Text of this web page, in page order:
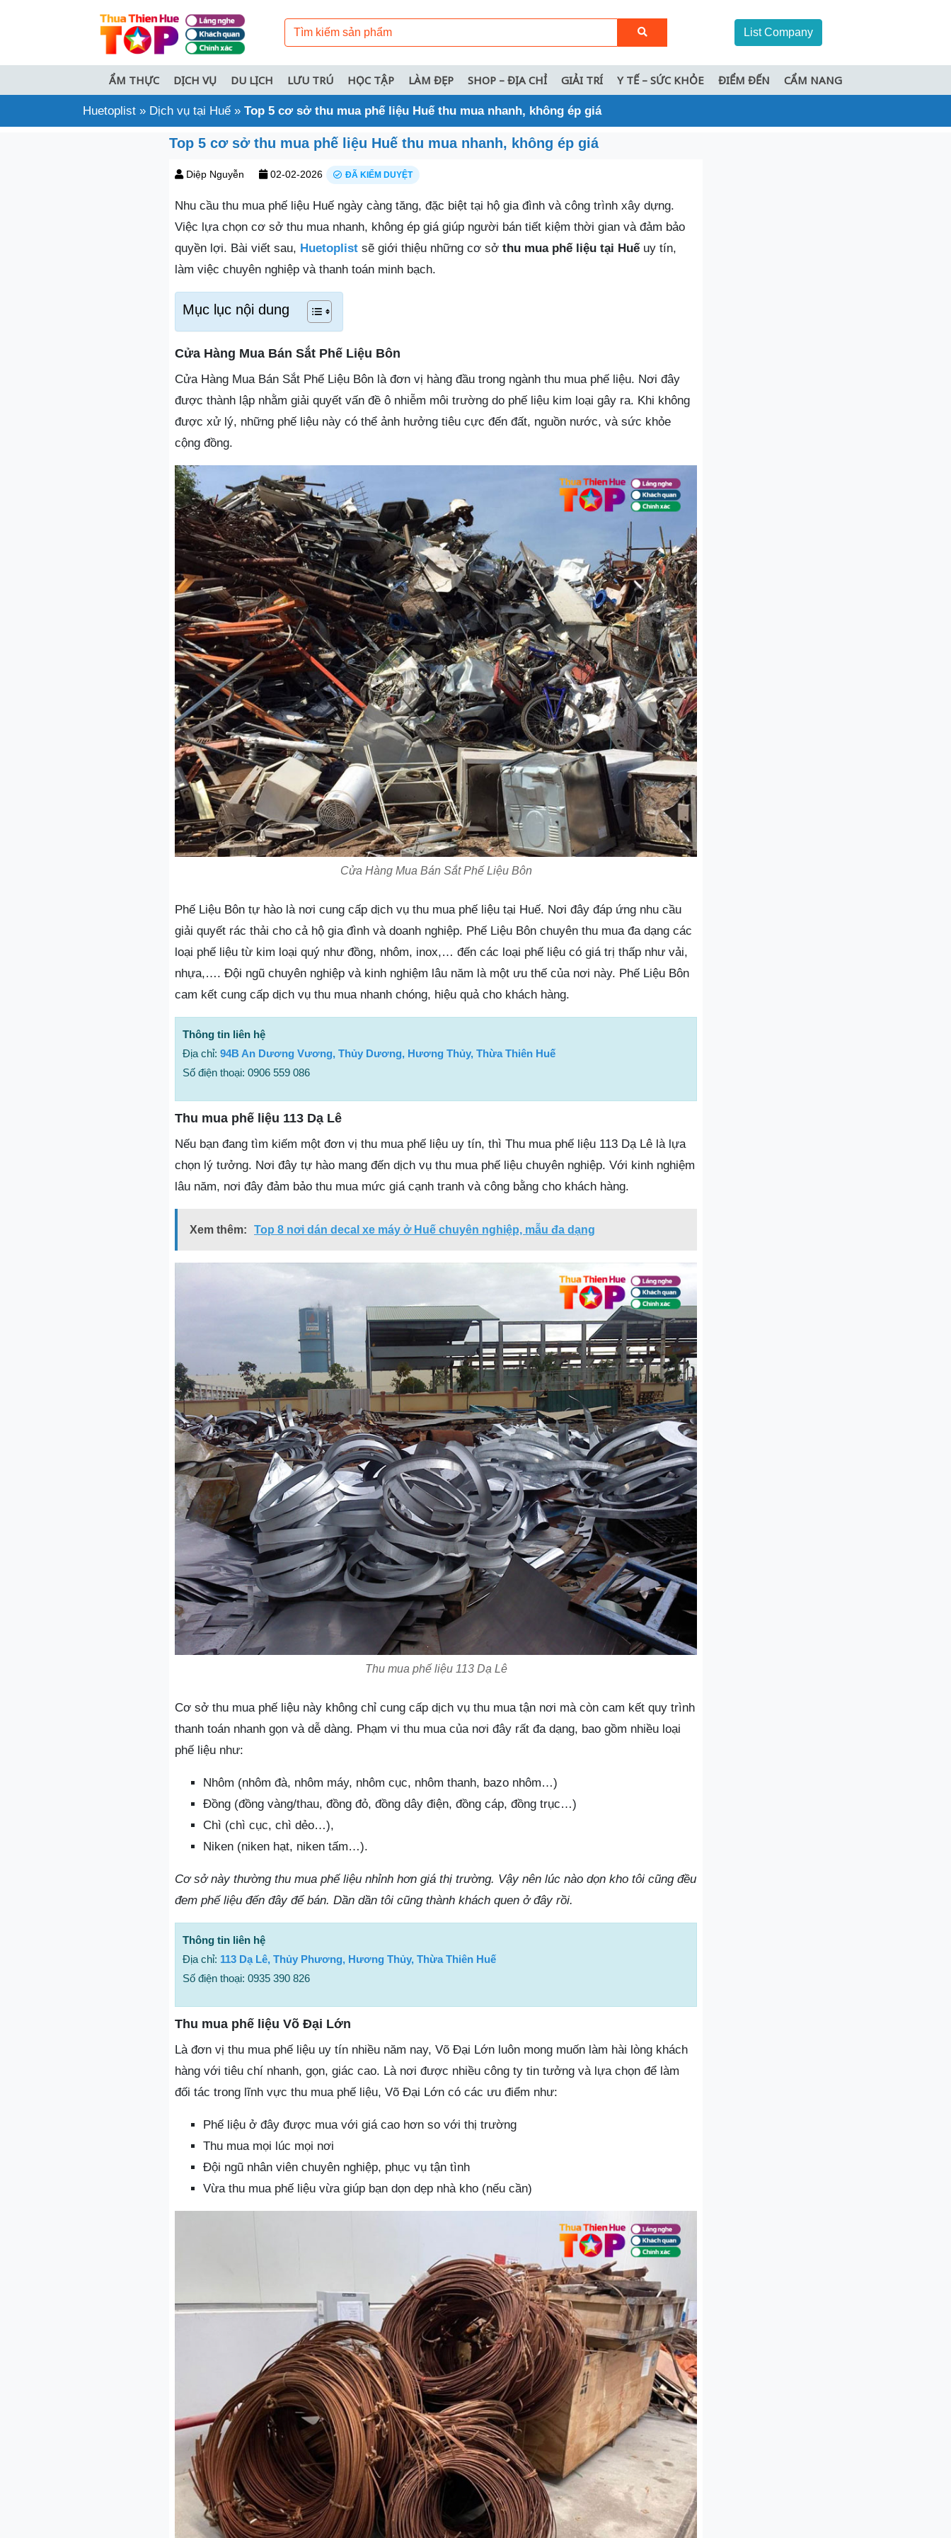
List Company
ẨM THỰC DỊCH VỤ DU LỊCH LƯU TRÚ HỌC TẬP LÀM ĐẸP SHOP – ĐỊA CHỈ GIẢI TRÍ Y TẾ – SỨC KHỎE ĐIỂM ĐẾN CẨM NANG
Huetoplist » Dịch vụ tại Huế » Top 5 cơ sở thu mua phế liệu Huế thu mua nhanh, không ép giá
Top 5 cơ sở thu mua phế liệu Huế thu mua nhanh, không ép giá
Diệp Nguyễn 02-02-2026 ĐÃ KIỂM DUYỆT
Nhu cầu thu mua phế liệu Huế ngày càng tăng, đặc biệt tại hộ gia đình và công trình xây dựng.
Việc lựa chọn cơ sở thu mua nhanh, không ép giá giúp người bán tiết kiệm thời gian và đảm bảo
quyền lợi. Bài viết sau, Huetoplist sẽ giới thiệu những cơ sở thu mua phế liệu tại Huếuy tín,
làm việc chuyên nghiệp và thanh toán minh bạch.
Mục lục nội dung
Cửa Hàng Mua Bán Sắt Phế Liệu Bôn
Cửa Hàng Mua Bán Sắt Phế Liệu Bôn là đơn vị hàng đầu trong ngành thu mua phế liệu. Nơi đây
được thành lập nhằm giải quyết vấn đề ô nhiễm môi trường do phế liệu kim loại gây ra. Khi không
được xử lý, những phế liệu này có thể ảnh hưởng tiêu cực đến đất, nguồn nước, và sức khỏe
cộng đồng.
Cửa Hàng Mua Bán Sắt Phế Liệu Bôn
Phế Liệu Bôn tự hào là nơi cung cấp dịch vụ thu mua phế liệu tại Huế. Nơi đây đáp ứng nhu cầu
giải quyết rác thải cho cả hộ gia đình và doanh nghiệp. Phế Liệu Bôn chuyên thu mua đa dạng các
loại phế liệu từ kim loại quý như đồng, nhôm, inox,… đến các loại phế liệu có giá trị thấp như vải,
nhựa,…. Đội ngũ chuyên nghiệp và kinh nghiệm lâu năm là một ưu thế của nơi này. Phế Liệu Bôn
cam kết cung cấp dịch vụ thu mua nhanh chóng, hiệu quả cho khách hàng.
Thông tin liên hệ
Địa chỉ: 94B An Dương Vương, Thủy Dương, Hương Thủy, Thừa Thiên Huế
Số điện thoại: 0906 559 086
Thu mua phế liệu 113 Dạ Lê
Nếu bạn đang tìm kiếm một đơn vị thu mua phế liệu uy tín, thì Thu mua phế liệu 113 Dạ Lê là lựa
chọn lý tưởng. Nơi đây tự hào mang đến dịch vụ thu mua phế liệu chuyên nghiệp. Với kinh nghiệm
lâu năm, nơi đây đảm bảo thu mua mức giá cạnh tranh và công bằng cho khách hàng.
Xem thêm: Top 8 nơi dán decal xe máy ở Huế chuyên nghiệp, mẫu đa dạng
Thu mua phế liệu 113 Dạ Lê
Cơ sở thu mua phế liệu này không chỉ cung cấp dịch vụ thu mua tận nơi mà còn cam kết quy trình
thanh toán nhanh gọn và dễ dàng. Phạm vi thu mua của nơi đây rất đa dạng, bao gồm nhiều loại
phế liệu như:
Nhôm (nhôm đà, nhôm máy, nhôm cục, nhôm thanh, bazo nhôm…)
Đồng (đồng vàng/thau, đồng đỏ, đồng dây điện, đồng cáp, đồng trục…)
Chì (chì cục, chì dẻo…),
Niken (niken hạt, niken tấm…).
Cơ sở này thường thu mua phế liệu nhỉnh hơn giá thị trường. Vậy nên lúc nào dọn kho tôi cũng đều
đem phế liệu đến đây để bán. Dần dần tôi cũng thành khách quen ở đây rồi.
Thông tin liên hệ
Địa chỉ: 113 Dạ Lê, Thủy Phương, Hương Thủy, Thừa Thiên Huế
Số điện thoại: 0935 390 826
Thu mua phế liệu Võ Đại Lớn
Là đơn vị thu mua phế liệu uy tín nhiều năm nay, Võ Đại Lớn luôn mong muốn làm hài lòng khách
hàng với tiêu chí nhanh, gọn, giác cao. Là nơi được nhiều công ty tin tưởng và lựa chọn để làm
đối tác trong lĩnh vực thu mua phế liệu, Võ Đại Lớn có các ưu điểm như:
Phế liệu ở đây được mua với giá cao hơn so với thị trường
Thu mua mọi lúc mọi nơi
Đội ngũ nhân viên chuyên nghiệp, phục vụ tận tình
Vừa thu mua phế liệu vừa giúp bạn dọn dẹp nhà kho (nếu cần)